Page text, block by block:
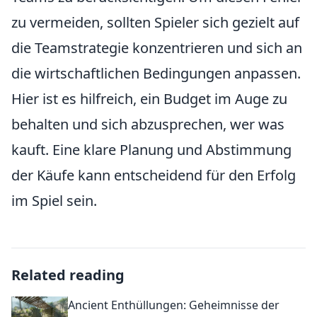
zu vermeiden, sollten Spieler sich gezielt auf
die Teamstrategie konzentrieren und sich an
die wirtschaftlichen Bedingungen anpassen.
Hier ist es hilfreich, ein Budget im Auge zu
behalten und sich abzusprechen, wer was
kauft. Eine klare Planung und Abstimmung
der Käufe kann entscheidend für den Erfolg
im Spiel sein.
Related reading
Ancient Enthüllungen: Geheimnisse der